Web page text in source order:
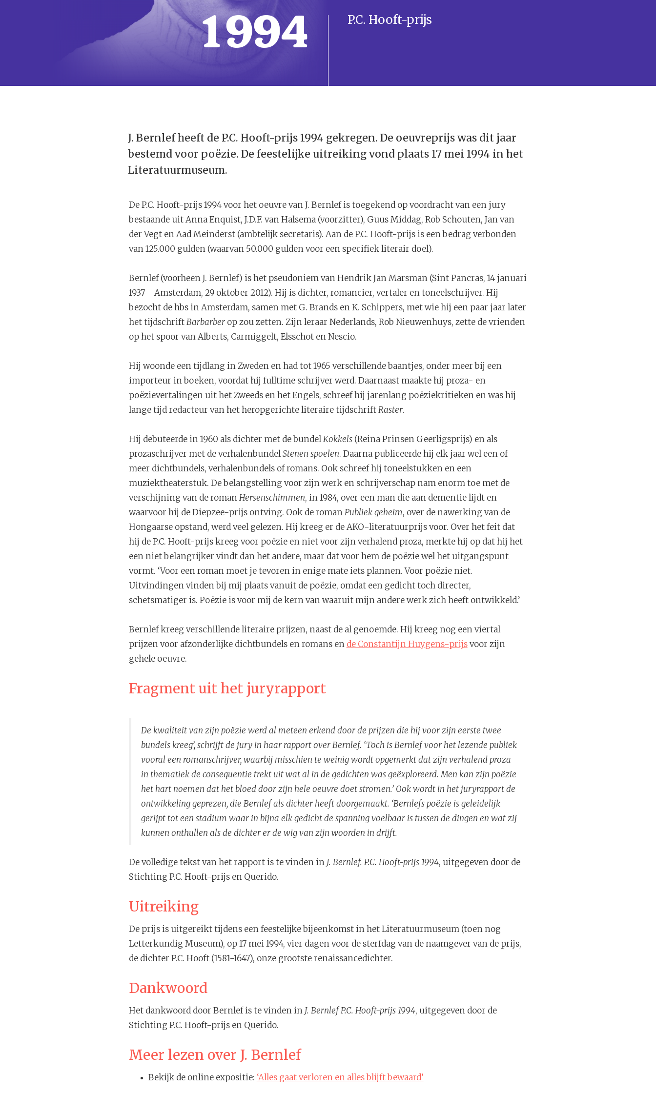
1994 P.C. Hooft-prijs
J. Bernlef heeft de P.C. Hooft-prijs 1994 gekregen. De oeuvreprijs was dit jaar
bestemd voor poëzie. De feestelijke uitreiking vond plaats 17 mei 1994 in het
Literatuurmuseum.
De P.C. Hooft-prijs 1994 voor het oeuvre van J. Bernlef is toegekend op voordracht van een jury
bestaande uit Anna Enquist, J.D.F. van Halsema (voorzitter), Guus Middag, Rob Schouten, Jan van
der Vegt en Aad Meinderst (ambtelijk secretaris). Aan de P.C. Hooft-prijs is een bedrag verbonden
van 125.000 gulden (waarvan 50.000 gulden voor een specifiek literair doel).
Bernlef (voorheen J. Bernlef) is het pseudoniem van Hendrik Jan Marsman (Sint Pancras, 14 januari
1937 - Amsterdam, 29 oktober 2012). Hij is dichter, romancier, vertaler en toneelschrijver. Hij
bezocht de hbs in Amsterdam, samen met G. Brands en K. Schippers, met wie hij een paar jaar later
het tijdschriftBarbarber op zou zetten. Zijn leraar Nederlands, Rob Nieuwenhuys, zette de vrienden
op het spoor van Alberts, Carmiggelt, Elsschot en Nescio.
Hij woonde een tijdlang in Zweden en had tot 1965 verschillende baantjes, onder meer bij een
importeur in boeken, voordat hij fulltime schrijver werd. Daarnaast maakte hij proza- en
poëzievertalingen uit het Zweeds en het Engels, schreef hij jarenlang poëziekritieken en was hij
lange tijd redacteur van het heropgerichte literaire tijdschriftRaster.
Hij debuteerde in 1960 als dichter met de bundelKokkels (Reina Prinsen Geerligsprijs) en als
prozaschrijver met de verhalenbundelStenen spoelen. Daarna publiceerde hij elk jaar wel een of
meer dichtbundels, verhalenbundels of romans. Ook schreef hij toneelstukken en een
muziektheaterstuk. De belangstelling voor zijn werk en schrijverschap nam enorm toe met de
verschijning van de romanHersenschimmen, in 1984, over een man die aan dementie lijdt en
waarvoor hij de Diepzee-prijs ontving. Ook de romanPubliek geheim, over de nawerking van de
Hongaarse opstand, werd veel gelezen. Hij kreeg er de AKO-literatuurprijs voor. Over het feit dat
hij de P.C. Hooft-prijs kreeg voor poëzie en niet voor zijn verhalend proza, merkte hij op dat hij het
een niet belangrijker vindt dan het andere, maar dat voor hem de poëzie wel het uitgangspunt
vormt. ‘Voor een roman moet je tevoren in enige mate iets plannen. Voor poëzie niet.
Uitvindingen vinden bij mij plaats vanuit de poëzie, omdat een gedicht toch directer,
schetsmatiger is. Poëzie is voor mij de kern van waaruit mijn andere werk zich heeft ontwikkeld.’
Bernlef kreeg verschillende literaire prijzen, naast de al genoemde. Hij kreeg nog een viertal
prijzen voor afzonderlijke dichtbundels en romans en de Constantijn Huygens-prijsvoor zijn
gehele oeuvre.
Fragment uit het juryrapport
De kwaliteit van zijn poëzie werd al meteen erkend door de prijzen die hij voor zijn eerste twee
bundels kreeg’, schrijft de jury in haar rapport over Bernlef. ‘Toch is Bernlef voor het lezende publiek
vooral een romanschrijver, waarbij misschien te weinig wordt opgemerkt dat zijn verhalend proza
in thematiek de consequentie trekt uit wat al in de gedichten was geëxploreerd. Men kan zijn poëzie
het hart noemen dat het bloed door zijn hele oeuvre doet stromen.’ Ook wordt in het juryrapport de
ontwikkeling geprezen, die Bernlef als dichter heeft doorgemaakt. ‘Bernlefs poëzie is geleidelijk
gerijpt tot een stadium waar in bijna elk gedicht de spanning voelbaar is tussen de dingen en wat zij
kunnen onthullen als de dichter er de wig van zijn woorden in drijft.
De volledige tekst van het rapport is te vinden in J. Bernlef. P.C. Hooft-prijs 1994, uitgegeven door de
Stichting P.C. Hooft-prijs en Querido.
Uitreiking
De prijs is uitgereikt tijdens een feestelijke bijeenkomst in het Literatuurmuseum (toen nog
Letterkundig Museum), op 17 mei 1994, vier dagen voor de sterfdag van de naamgever van de prijs,
de dichter P.C. Hooft (1581-1647), onze grootste renaissancedichter.
Dankwoord
Het dankwoord door Bernlef is te vinden in J. Bernlef P.C. Hooft-prijs 1994, uitgegeven door de
Stichting P.C. Hooft-prijs en Querido.
Meer lezen over J. Bernlef
Bekijk de online expositie: ‘Alles gaat verloren en alles blijft bewaard’